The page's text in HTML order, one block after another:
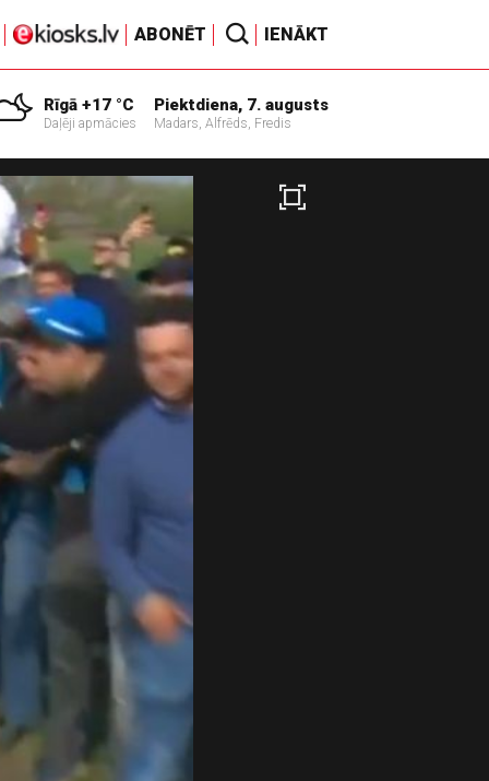
ABONĒT IENĀKT
Rīgā +17 °C
Daļēji apmācies
Piektdiena, 7. augusts
Madars, Alfrēds, Fredis